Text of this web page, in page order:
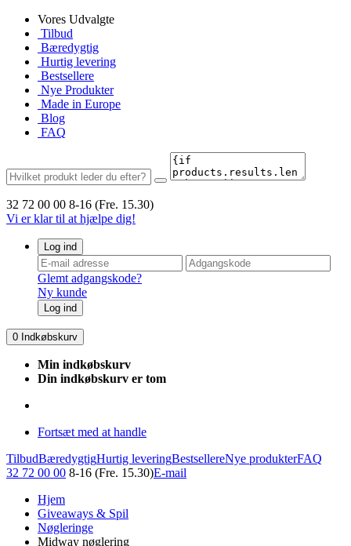
Vores Udvalgte
Tilbud
Bæredygtig
Hurtig levering
Bestsellere
Nye Produkter
Made in Europe
Blog
FAQ
32 72 00 00 8-16 (Fre. 15.30)
Vi er klar til at hjælpe dig!
Log ind
Glemt adgangskode?
Ny kunde
Log ind
0 Indkøbskurv
Min indkøbskurv
Din indkøbskurv er tom
Fortsæt med at handle
TilbudBæredygtigHurtig leveringBestsellereNye produkterFAQ
32 72 00 00 8-16 (Fre. 15.30)E-mail
Hjem
Giveaways & Spil
Nøgleringe
Midway nøglering